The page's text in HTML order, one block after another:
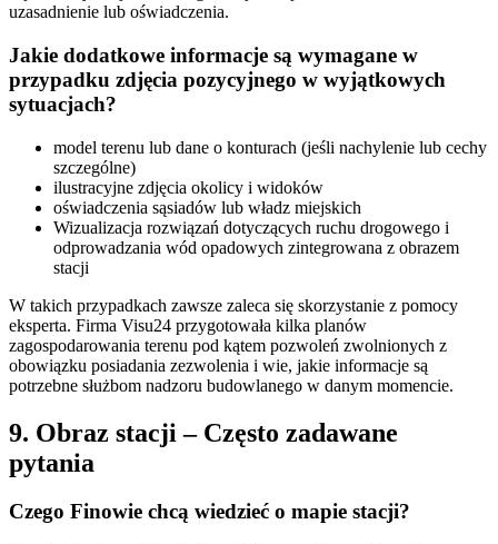
uzasadnienie lub oświadczenia.
Jakie dodatkowe informacje są wymagane w
przypadku zdjęcia pozycyjnego w wyjątkowych
sytuacjach?
model terenu lub dane o konturach (jeśli nachylenie lub cechy
szczególne)
ilustracyjne zdjęcia okolicy i widoków
oświadczenia sąsiadów lub władz miejskich
Wizualizacja rozwiązań dotyczących ruchu drogowego i
odprowadzania wód opadowych zintegrowana z obrazem
stacji
W takich przypadkach zawsze zaleca się skorzystanie z pomocy
eksperta. Firma Visu24 przygotowała kilka planów
zagospodarowania terenu pod kątem pozwoleń zwolnionych z
obowiązku posiadania zezwolenia i wie, jakie informacje są
potrzebne służbom nadzoru budowlanego w danym momencie.
9. Obraz stacji – Często zadawane
pytania
Czego Finowie chcą wiedzieć o mapie stacji?